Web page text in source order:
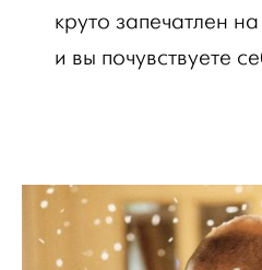
круто запечатлен
и вы почувствуете